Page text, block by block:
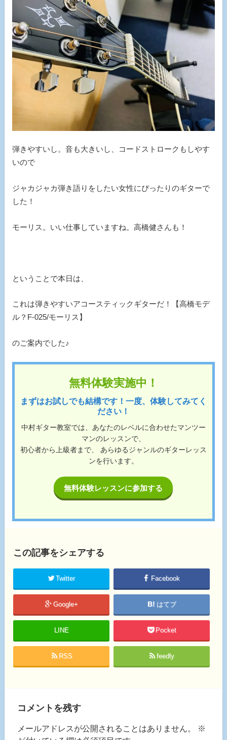
弾きやすいし。音も大きいし、コードストロークもしやす
いので
ジャカジャカ弾き語りをしたい女性にぴったりのギターで
した！
モーリス。いい仕事していますね。高橋健さんも！
ということで本日は、
これは弾きやすいアコースティックギターだ！【高橋モデ
ル？F-025/モーリス】
のご案内でした♪
無料体験実施中！
まずはお試しでも結構です！一度、体験してみてく
ださい！
中村ギター教室では、あなたのレベルに合わせたマンツー
マンのレッスンで、
初心者から上級者まで、 あらゆるジャンルのギターレッス
ンを行います。
無料体験レッスンに参加する
この記事をシェアする
Twitter Facebook
Google+ はてブ
LINE Pocket
RSS feedly
コメントを残す
メールアドレスが公開されることはありません。
※